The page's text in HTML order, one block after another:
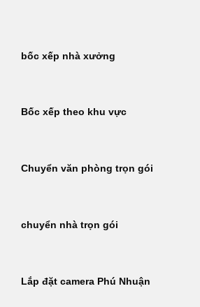
dungbốc xếp nhà xưởng
Bốc xếp theo khu vực
Chuyển văn phòng trọn gói
chuyển nhà trọn gói
Lắp đặt camera Phú Nhuận